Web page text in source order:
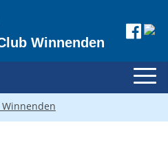
Winnenden